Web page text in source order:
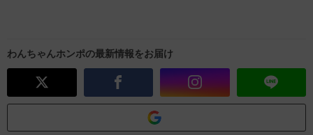
わんちゃんホンポの最新情報をお届け